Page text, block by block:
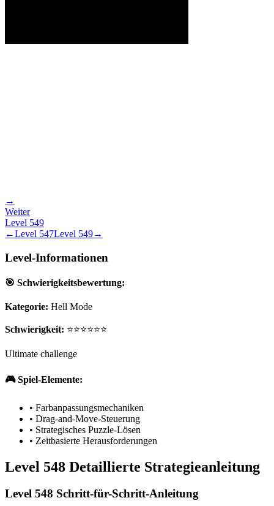
→
Weiter
Level 549
←Level 547Level 549→
Level-Informationen
🎯 Schwierigkeitsbewertung:
Kategorie: Hell Mode
Schwierigkeit: ⭐⭐⭐⭐⭐⭐
Ultimate challenge
🎮 Spiel-Elemente:
• Farbanpassungsmechaniken
• Drag-and-Move-Steuerung
• Strategisches Puzzle-Lösen
• Zeitbasierte Herausforderungen
Level 548 Detaillierte Strategieanleitung
Level 548 Schritt-für-Schritt-Anleitung